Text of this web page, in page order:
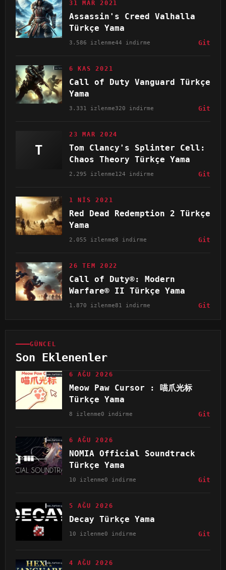
31 MAR 2021
Assassin's Creed Valhalla
Türkçe Yama
3.586 izlenme44 indirme Git
6 KAS 2021
Call of Duty Vanguard Türkçe
Yama
3.331 izlenme320 indirme Git
T
23 MAR 2024
Tom Clancy's Splinter Cell:
Chaos Theory Türkçe Yama
2.295 izlenme124 indirme Git
1 NIS 2021
Red Dead Redemption 2 Türkçe
Yama
2.055 izlenme8 indirme Git
26 TEM 2022
Call of Duty®: Modern
Warfare® II Türkçe Yama
1.870 izlenme81 indirme Git
GÜNCEL
Son Eklenenler
6 AĞU 2026
Meow Paw Cursor : 喵爪光标
Türkçe Yama
8 izlenme0 indirme Git
6 AĞU 2026
NOMIA Official Soundtrack
Türkçe Yama
10 izlenme0 indirme Git
5 AĞU 2026
Decay Türkçe Yama
10 izlenme0 indirme Git
4 AĞU 2026